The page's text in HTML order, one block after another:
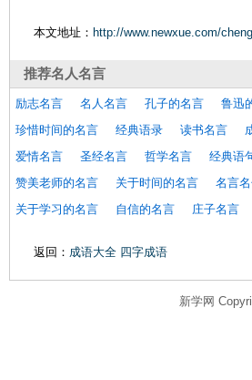
本文地址： http://www.newxue.com/
推荐名人名言
励志名言 名人名言 孔子的名言 鲁迅
珍惜时间的名言
经典语录 读书名言
爱情名言
圣经名言 哲学名言 经典语
赞美老师的名言
关于时间的名言 名言
关于学习的名言
自信的名言 庄子名言
返回： 成语大全 四字成语
新学网